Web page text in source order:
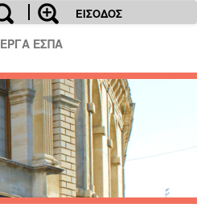
ΕΙΣΟΔΟΣ
ΕΡΓΑ ΕΣΠΑ